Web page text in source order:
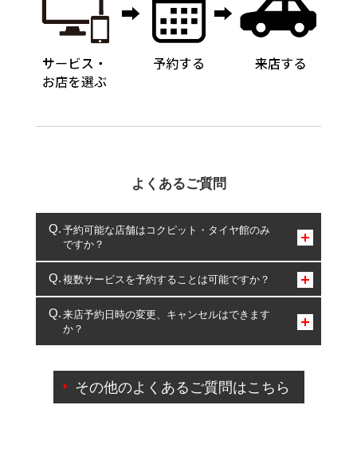
よくあるご質問
予約可能な店舗はコクピット・タイヤ館のみ
ですか？
コクピット・タイヤ館のみとなります。
複数サービスを予約することは可能ですか？
複数サービスのご予約は可能です。
一部の商品・サービスの組み合わせに限り、同時にご予約が
出来ないものもございます。
来店予約日時の変更、キャンセルはできます
か？
ご来店予約日の3営業日前を過ぎている場合のご予約
の日時変更につきましては、直接ご予約の店舗まで
その他のよくあるご質問はこちら